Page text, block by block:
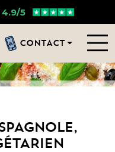
4.9/5
CONTACT